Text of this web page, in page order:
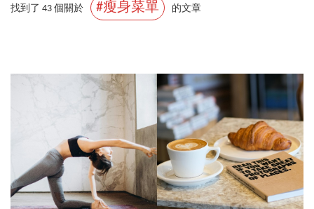
找到了 43 個關於 #瘦身菜單 的文章